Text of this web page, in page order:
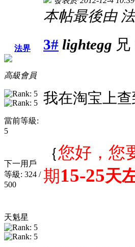
法界
高級會員
當前等級:
5
下一用戶
等級: 324 /
500
天魁星
本帖最後由
3# lightegg 兄
我在淘宝上
｛您好，您
期15-25天